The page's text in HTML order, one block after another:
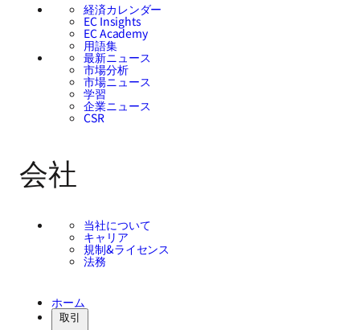
経済カレンダー
EC Insights
EC Academy
用語集
最新ニュース
市場分析
市場ニュース
学習
企業ニュース
CSR
会社
当社について
キャリア
規制&ライセンス
法務
ホーム
取引